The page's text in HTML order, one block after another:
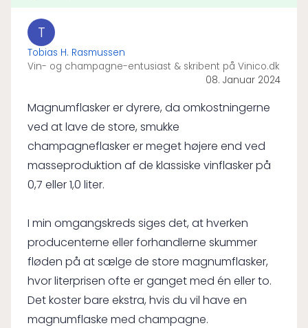
T
Tobias H. Rasmussen
Vin- og champagne-entusiast & skribent på Vinico.dk
08. Januar 2024
Magnumflasker er dyrere, da omkostningerne
ved at lave de store, smukke
champagneflasker er meget højere end ved
masseproduktion af de klassiske vinflasker på
0,7 eller 1,0 liter.
I min omgangskreds siges det, at hverken
producenterne eller forhandlerne skummer
fløden på at sælge de store magnumflasker,
hvor literprisen ofte er ganget med én eller to.
Det koster bare ekstra, hvis du vil have en
magnumflaske med champagne.